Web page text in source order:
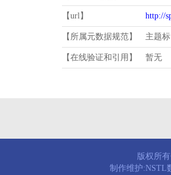
【url】 http://
【所属元数据规范】 主题
【在线验证和引用】 暂无
版权所
制作维护:NSTL